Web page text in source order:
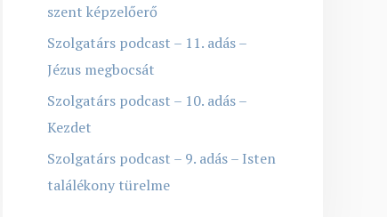
szent képzelőerő
Szolgatárs podcast – 11. adás –
Jézus megbocsát
Szolgatárs podcast – 10. adás –
Kezdet
Szolgatárs podcast – 9. adás – Isten
találékony türelme